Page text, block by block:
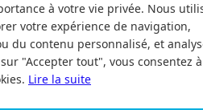
à votre vie privée. Nous
votre expérience de navigation,
du contenu personnalisé, et
"Accepter tout", vous consentez à
Lire la suite
après-vente, à votre service